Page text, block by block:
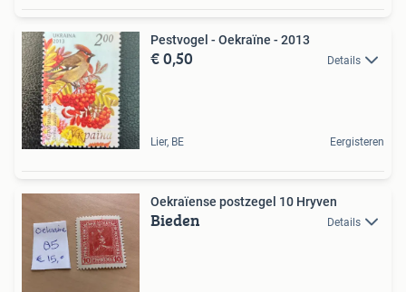
Pestvogel - Oekraïne - 2013
€ 0,50 Details
Lier, BE Eergisteren
Oekraïense postzegel 10 Hryven
Bieden Details